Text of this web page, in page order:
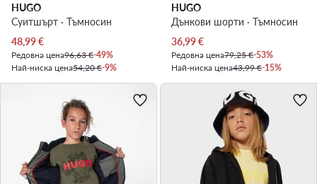
HUGO
Суитшърт · Тъмносин
Актуална цена
48,99€
Редовна цена96,63 €-49%
Най-ниска цена54,20 €-9%
HUGO
Дънкови шорти · Тъмносин
Актуална цена
36,99€
Редовна цена79,25 €-53%
Най-ниска цена43,99 €-15%